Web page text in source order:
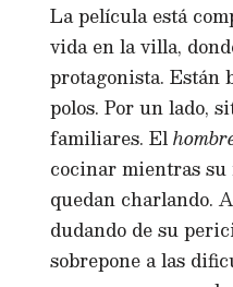
La película está
vida en la villa,
protagonista. Están
polos. Por un lado,
familiares. El
cocinar mientras
quedan charlando.
dudando de su
sobrepone a las